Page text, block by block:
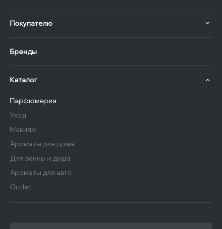
Покупателю
Бренды
Каталог
Парфюмерия
Уход
Макияж
Ароматы для дома
Для ванны и душа
Ароматы для авто
Outlet